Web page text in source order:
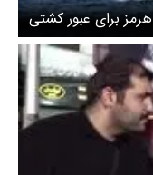
برای عبور کشتی